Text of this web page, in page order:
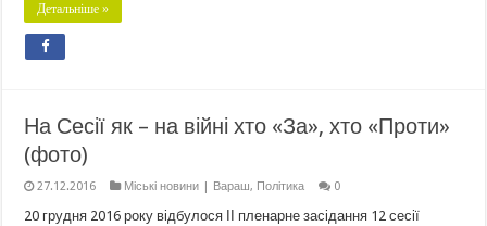
Детальніше »
На Сесії як – на війні хто «За», хто «Проти»
(фото)
27.12.2016 Міські новини | Вараш, Політика 0
20 грудня 2016 року відбулося ІІ пленарне засідання 12 сесії